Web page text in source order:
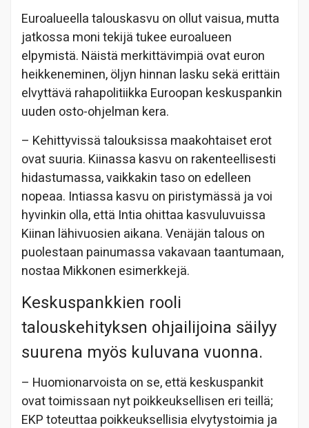
Euroalueella talouskasvu on ollut vaisua, mutta
jatkossa moni tekijä tukee euroalueen
elpymistä. Näistä merkittävimpiä ovat euron
heikkeneminen, öljyn hinnan lasku sekä erittäin
elvyttävä rahapolitiikka Euroopan keskuspankin
uuden osto-ohjelman kera.
– Kehittyvissä talouksissa maakohtaiset erot
ovat suuria. Kiinassa kasvu on rakenteellisesti
hidastumassa, vaikkakin taso on edelleen
nopeaa. Intiassa kasvu on piristymässä ja voi
hyvinkin olla, että Intia ohittaa kasvuluvuissa
Kiinan lähivuosien aikana. Venäjän talous on
puolestaan painumassa vakavaan taantumaan,
nostaa Mikkonen esimerkkejä.
Keskuspankkien rooli
talouskehityksen ohjailijoina säilyy
suurena myös kuluvana vuonna.
– Huomionarvoista on se, että keskuspankit
ovat toimissaan nyt poikkeuksellisen eri teillä;
EKP toteuttaa poikkeuksellisia elvytystoimia ja